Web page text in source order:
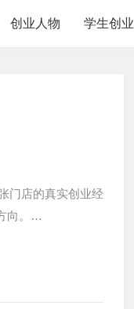
创业人物 学生创业
门店的真实创业经
向。…